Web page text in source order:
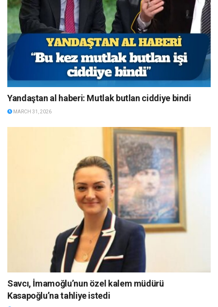
Yandaştan al haberi: Mutlak butlan ciddiye bindi
MARCH 31, 2026
Savcı, İmamoğlu’nun özel kalem müdürü
Kasapoğlu’na tahliye istedi